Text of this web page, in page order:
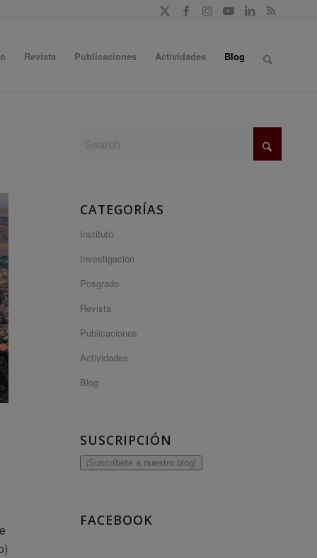
Revista Publicaciones Actividades Blog
CATEGORÍAS
Instituto
Investigación
Posgrado
Revista
Publicaciones
Actividades
Blog
SUSCRIPCIÓN
¡Suscríbete a nuestro blog!
FACEBOOK